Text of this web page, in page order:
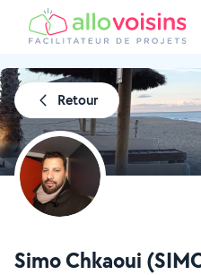
Retour
Simo Chkaoui